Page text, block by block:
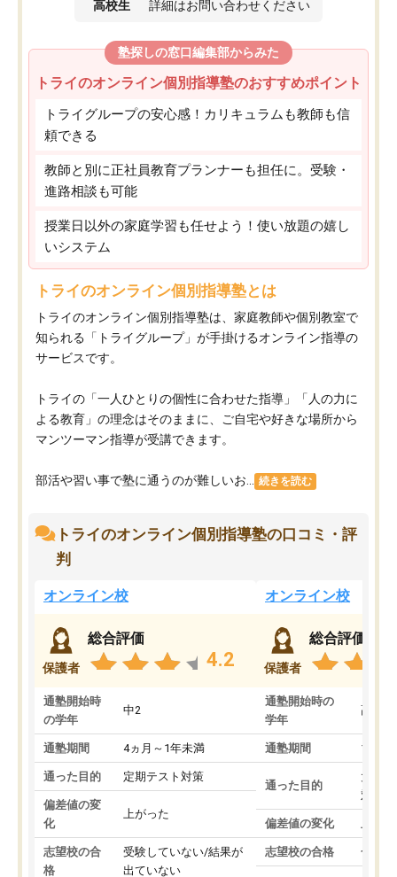
高校生 詳細はお問い合わせください
塾探しの窓口編集部からみた
トライのオンライン個別指導塾のおすすめポイント
トライグループの安心感！カリキュラムも教師も信
頼できる
教師と別に正社員教育プランナーも担任に。受験・
進路相談も可能
授業日以外の家庭学習も任せよう！使い放題の嬉し
いシステム
トライのオンライン個別指導塾とは
トライのオンライン個別指導塾は、家庭教師や個別教室で
知られる「トライグループ」が手掛けるオンライン指導の
サービスです。
トライの「一人ひとりの個性に合わせた指導」「人の力に
よる教育」の理念はそのままに、ご自宅や好きな場所から
マンツーマン指導が受講できます。
部活や習い事で塾に通うのが難しいお... 続きを読む
トライのオンライン個別指導塾の口コミ・評
判
オンライン校
保護者
総合評価
4.2
通塾開始時
の学年
中2
通塾期間 4ヵ月～1年未満
通った目的 定期テスト対策
偏差値の変
化
上がった
志望校の合
格
受験していない/結果が
出ていない
オンライン校
保護者
総合評価
通塾開始時の
学年
高3
通塾期間 1～3
通った目的
大学
対策
偏差値の変化
志望校の合格 合格